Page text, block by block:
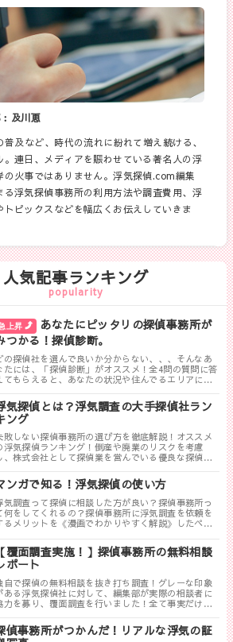
及川恵
及など、時代の流れに紛れて増え続ける、
。連日、メディアを賑わせている著名人の浮
の火事ではありません。浮気探偵.com編集
る浮気探偵事務所の利用方法や調査費用、浮
ピックスなどを幅広くお伝えしていきま
人気記事ランキング
popularity
上昇
あなたにピッタリの探偵事務所が
つかる！探偵診断。
の探偵社を選んで良いか分からない、、、そんなあ
たには、「探偵診断」がオススメ！全4問の質問に答
てもらえると、あなたの状況や住んでるエリアに対
けることができます。
気探偵とは？浮気調査の大手探偵社ラン
ング
敗しない探偵事務所の選び方を徹底解説！オススメ
浮気探偵ランキング！倒産や廃業のリスクを考慮
、株式会社として探偵業を営んでいる優良な探偵事
に高い調査力が評判の探偵事務所を厳選しました。
ンガで知る！浮気探偵の使い方
気調査って探偵に相談した方が良い？探偵事務所っ
何をしてくれるの？探偵事務所に浮気調査を依頼を
るメリットを《漫画でわかりやすく解説》したペー
【覆面調査実施！】探偵事務所の無料相談
ポート
自で探偵の無料相談を抜き打ち調査！グレーな印象
ある浮気探偵社に対して、編集部が実際の相談者に
力を募り、覆面調査を行いました！全て事実だけ書
偵事務所がつかんだ！リアルな浮気の証